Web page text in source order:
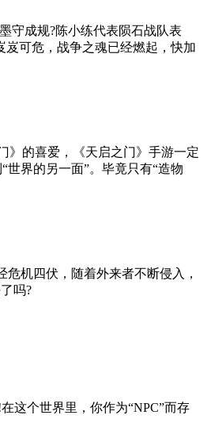
守成规?陈小练代表陨石战队表
可危，战争之魂已经燃起，快加
》的喜爱，《天启之门》手游一定
界的另一面”。毕竟只有“造物
机四伏，随着外来者不断侵入，
吗?
这个世界里，你作为“NPC”而存